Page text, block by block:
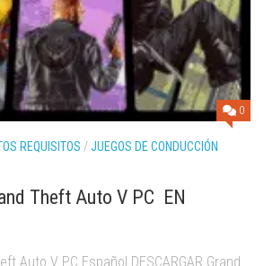
0
REQUISITOS /JUEGOS DE CONDUCCIÓN
Theft Auto V PC EN
Auto V PC Español DESCARGAR Grand